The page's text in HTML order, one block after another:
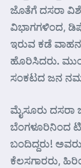
ಜೊತೆಗೆ ದಸರಾ
ವಿಭಾಗಗಳಿಂದ,
ಇರುವ ಕಡೆ
ಹೊರಿಸಿದರು.
ಸಂಕಟದ ಜನ
ಮೈಸೂರು ದಸರಾ
ಬೆಂಗಳೂರಿನಿಂದ
ಬಂದಿದ್ದರು!
ಕೆಲಸಗಾರರು,